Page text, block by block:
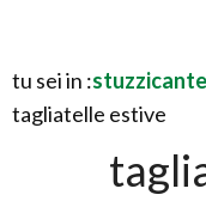
tu sei in :
tagliatelle estive